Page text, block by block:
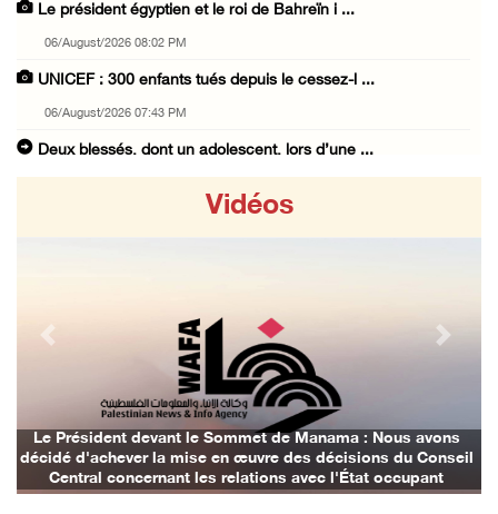
Le président égyptien et le roi de Bahreïn i ...
06/August/2026 08:02 PM
UNICEF : 300 enfants tués depuis le cessez-l ...
06/August/2026 07:43 PM
Deux blessés, dont un adolescent, lors d’une ...
06/August/2026 06:24 PM
Tubas : déploiement militaire israélien et t ...
06/August/2026 05:44 PM
Environ 58 000 cas de varicelle recensés dan ...
06/August/2026 04:58 PM
Vidéos
Le Président devant le Sommet de Manama : Nous avons
décidé d'achever la mise en œuvre des décisions du Conseil
Central concernant les relations avec l'État occupant
Previous Next